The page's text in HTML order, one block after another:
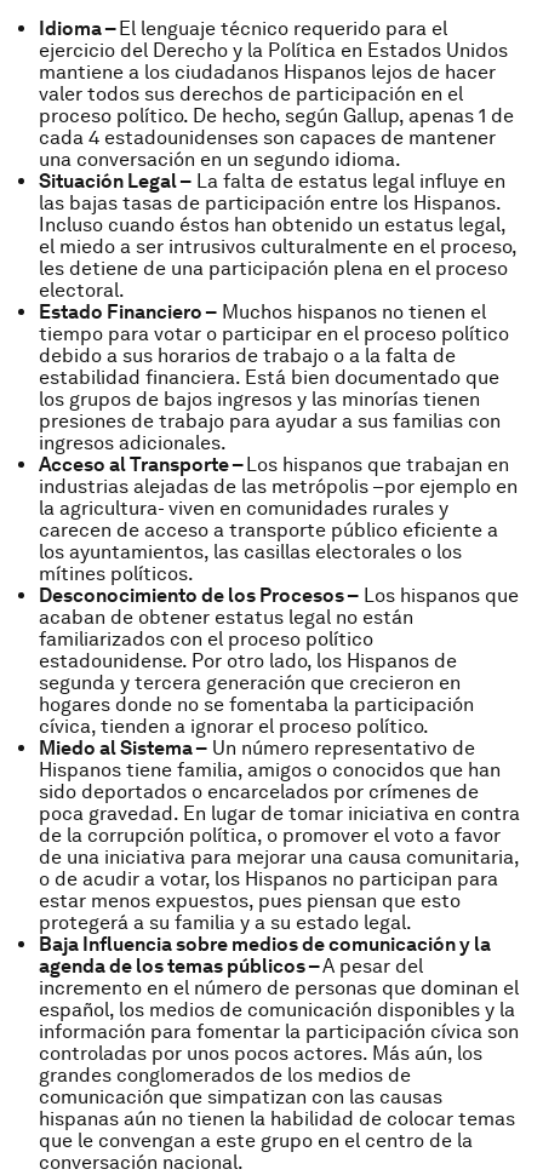
Idioma –El lenguaje técnico requerido para el
ejercicio del Derecho y la Política en Estados Unidos
mantiene a los ciudadanos Hispanos lejos de hacer
valer todos sus derechos de participación en el
proceso político. De hecho, según Gallup, apenas 1 de
cada 4 estadounidenses son capaces de mantener
una conversación en un segundo idioma.
Situación Legal – La falta de estatus legal influye en
las bajas tasas de participación entre los Hispanos.
Incluso cuando éstos han obtenido un estatus legal,
el miedo a ser intrusivos culturalmente en el proceso,
les detiene de una participación plena en el proceso
electoral.
Estado Financiero – Muchos hispanos no tienen el
tiempo para votar o participar en el proceso político
debido a sus horarios de trabajo o a la falta de
estabilidad financiera. Está bien documentado que
los grupos de bajos ingresos y las minorías tienen
presiones de trabajo para ayudar a sus familias con
ingresos adicionales.
Acceso al Transporte –Los hispanos que trabajan en
industrias alejadas de las metrópolis –por ejemplo en
la agricultura- viven en comunidades rurales y
carecen de acceso a transporte público eficiente a
los ayuntamientos, las casillas electorales o los
mítines políticos.
Desconocimiento de los Procesos – Los hispanos que
acaban de obtener estatus legal no están
familiarizados con el proceso político
estadounidense. Por otro lado, los Hispanos de
segunda y tercera generación que crecieron en
hogares donde no se fomentaba la participación
cívica, tienden a ignorar el proceso político.
Miedo al Sistema – Un número representativo de
Hispanos tiene familia, amigos o conocidos que han
sido deportados o encarcelados por crímenes de
poca gravedad. En lugar de tomar iniciativa en contra
de la corrupción política, o promover el voto a favor
de una iniciativa para mejorar una causa comunitaria,
o de acudir a votar, los Hispanos no participan para
estar menos expuestos, pues piensan que esto
protegerá a su familia y a su estado legal.
Baja Influencia sobre medios de comunicación y la
agenda de los temas públicos –A pesar del
incremento en el número de personas que dominan el
español, los medios de comunicación disponibles y la
información para fomentar la participación cívica son
controladas por unos pocos actores. Más aún, los
grandes conglomerados de los medios de
comunicación que simpatizan con las causas
hispanas aún no tienen la habilidad de colocar temas
que le convengan a este grupo en el centro de la
conversación nacional.